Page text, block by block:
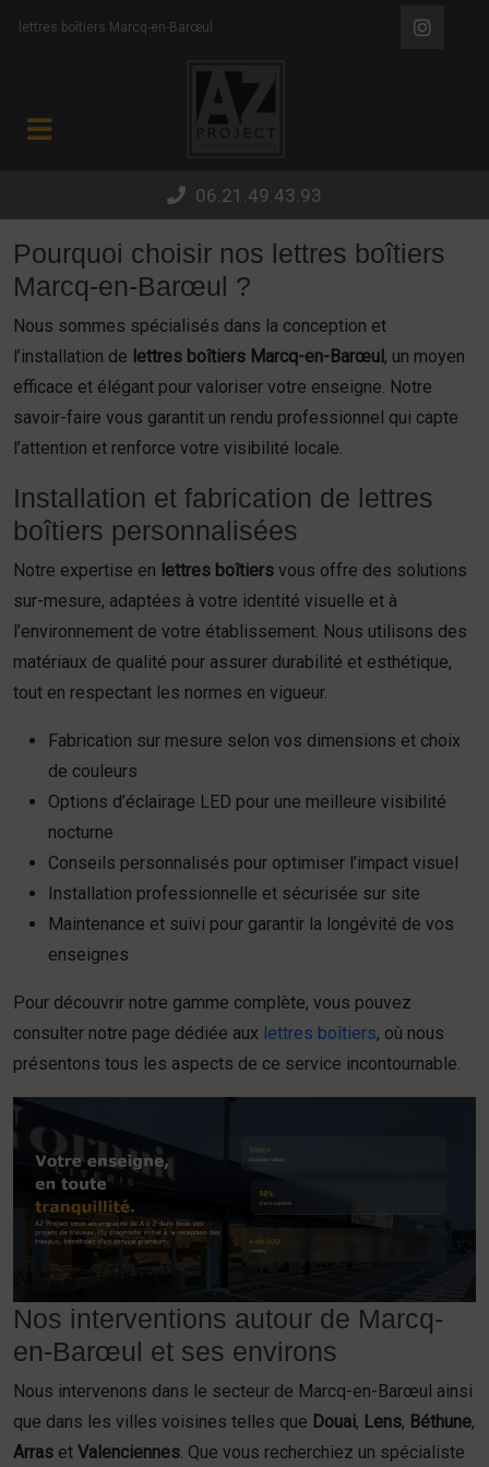
lettres boîtiers Marcq-en-Barœul
06.21.49.43.93
Pourquoi choisir nos lettres boîtiers
Marcq-en-Barœul ?
Nous sommes spécialisés dans la conception et
l’installation de lettres boîtiers Marcq-en-Barœul , un moyen
efficace et élégant pour valoriser votre enseigne. Notre
savoir-faire vous garantit un rendu professionnel qui capte
l’attention et renforce votre visibilité locale.
Installation et fabrication de lettres
boîtiers personnalisées
Notre expertise en lettres boîtiers vous offre des solutions
sur-mesure, adaptées à votre identité visuelle et à
l’environnement de votre établissement. Nous utilisons des
matériaux de qualité pour assurer durabilité et esthétique,
tout en respectant les normes en vigueur.
Fabrication sur mesure selon vos dimensions et choix
de couleurs
Options d’éclairage LED pour une meilleure visibilité
nocturne
Conseils personnalisés pour optimiser l’impact visuel
Installation professionnelle et sécurisée sur site
Maintenance et suivi pour garantir la longévité de vos
enseignes
Pour découvrir notre gamme complète, vous pouvez
consulter notre page dédiée aux lettres boîtiers, où nous
présentons tous les aspects de ce service incontournable.
Nos interventions autour de Marcq-
en-Barœul et ses environs
Nous intervenons dans le secteur de Marcq-en-Barœul ainsi
que dans les villes voisines telles que Douai, Lens, Béthune,
Arras et Valenciennes . Que vous recherchiez un spécialiste